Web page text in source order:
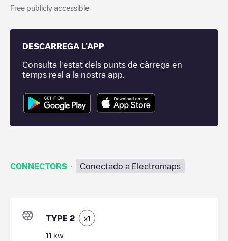
Free publicly accessible
DESCARREGA L'APP
Consulta l'estat dels punts de càrrega en
temps real a la nostra app.
CONNECTORS · Conectado a Electromaps
TYPE 2 x1
11 kw